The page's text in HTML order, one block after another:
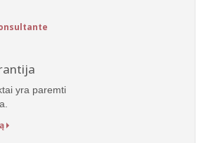
yra paremti